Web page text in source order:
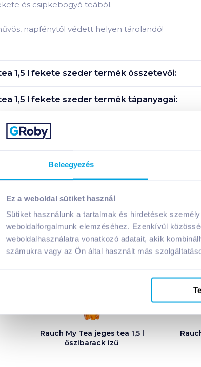
Beleegyezés
Ez a weboldal sütiket használ
Sütiket használunk a tartalmak és hirdetések
weboldalforgalmunk elemzéséhez. Ezenkívül
weboldalhasználatra vonatkozó adatait, akik
számukra vagy az Ön által használt más
és csipkebogyó teából.
napfénytől védett helyen tárolandó!
1,5 l fekete szeder termék összetevői:
1,5 l fekete szeder termék tápanyagai:
és környékére szállítható
Rauch My Tea jeges tea 1,5 l
őszibarack ízű